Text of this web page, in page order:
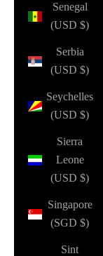
Senegal
(USD $)
Serbia
(USD $)
Seychelles
(USD $)
Sierra
Leone
(USD $)
Singapore
(SGD $)
Sint